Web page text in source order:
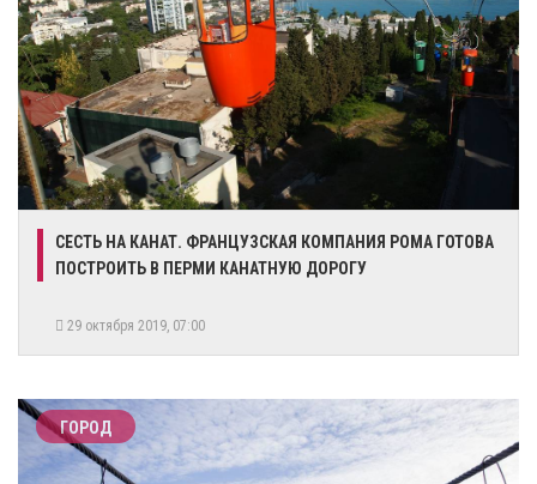
СЕСТЬ НА КАНАТ. ФРАНЦУЗСКАЯ КОМПАНИЯ POMA ГОТОВА
ПОСТРОИТЬ В ПЕРМИ КАНАТНУЮ ДОРОГУ
29 октября 2019, 07:00
ГОРОД